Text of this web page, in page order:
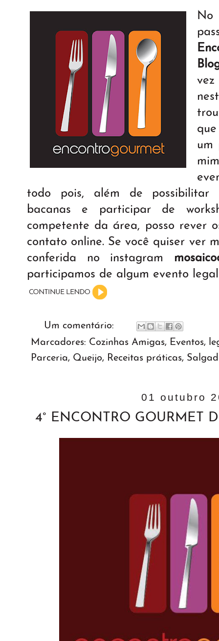
um
todo pois, além de possibilitar
bacanas e participar de
competente da área, posso rever
contato online. Se você quiser ver
conferida no instagram
participamos de algum evento
Um comentário:
Marcadores: Cozinhas Amigas, Eventos,
Parceria, Queijo, Receitas práticas,
01 outubro
4° ENCONTRO GOURMET